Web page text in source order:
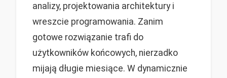
analizy, projektowania architektury i
wreszcie programowania. Zanim
gotowe rozwiązanie trafi do
użytkowników końcowych, nierzadko
mijają długie miesiące. W dynamicznie